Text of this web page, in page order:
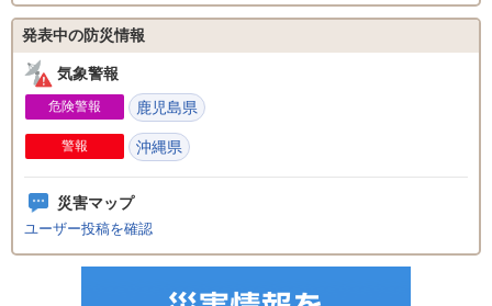
発表中の防災情報
気象警報
危険警報 鹿児島県
警報 沖縄県
災害マップ
ユーザー投稿を確認